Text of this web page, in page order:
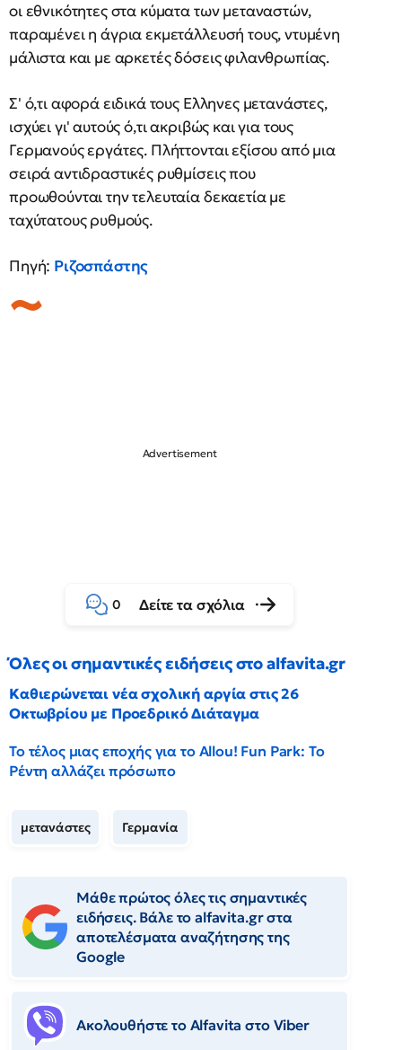
οι εθνικότητες στα κύματα των μεταναστών,
παραμένει η άγρια εκμετάλλευσή τους, ντυμένη
μάλιστα και με αρκετές δόσεις φιλανθρωπίας.
Σ' ό,τι αφορά ειδικά τους Ελληνες μετανάστες,
ισχύει γι' αυτούς ό,τι ακριβώς και για τους
Γερμανούς εργάτες. Πλήττονται εξίσου από μια
σειρά αντιδραστικές ρυθμίσεις που
προωθούνται την τελευταία δεκαετία με
ταχύτατους ρυθμούς.
Πηγή: Ριζοσπάστης
0 Δείτε τα σχόλια
Όλες οι σημαντικές ειδήσεις στο alfavita.gr
Καθιερώνεται νέα σχολική αργία στις 26
Οκτωβρίου με Προεδρικό Διάταγμα
Το τέλος μιας εποχής για το Allou! Fun Park: Το
Ρέντη αλλάζει πρόσωπο
μετανάστες Γερμανία
Μάθε πρώτος όλες τις σημαντικές
ειδήσεις. Βάλε το alfavita.gr στα
αποτελέσματα αναζήτησης της
Google
Ακολουθήστε το Αlfavita στο Viber